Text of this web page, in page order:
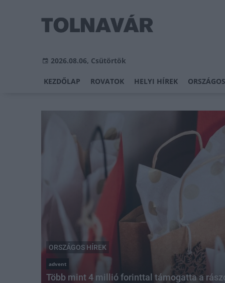
2026.08.06, Csütörtök
KEZDŐLAP ROVATOK HELYI HÍREK
ORSZÁGOS HÍREK
advent
Több mint 4 millió forinttal támogatta a